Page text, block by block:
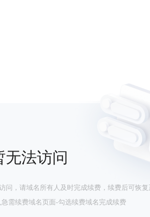
无法访问
问，请域名所有人及时完成续费，续费后可恢复
需续费域名页面-勾选续费域名完成续费